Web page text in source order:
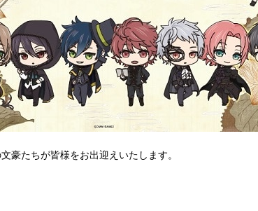
豪たちが皆様をお出迎えいたします。